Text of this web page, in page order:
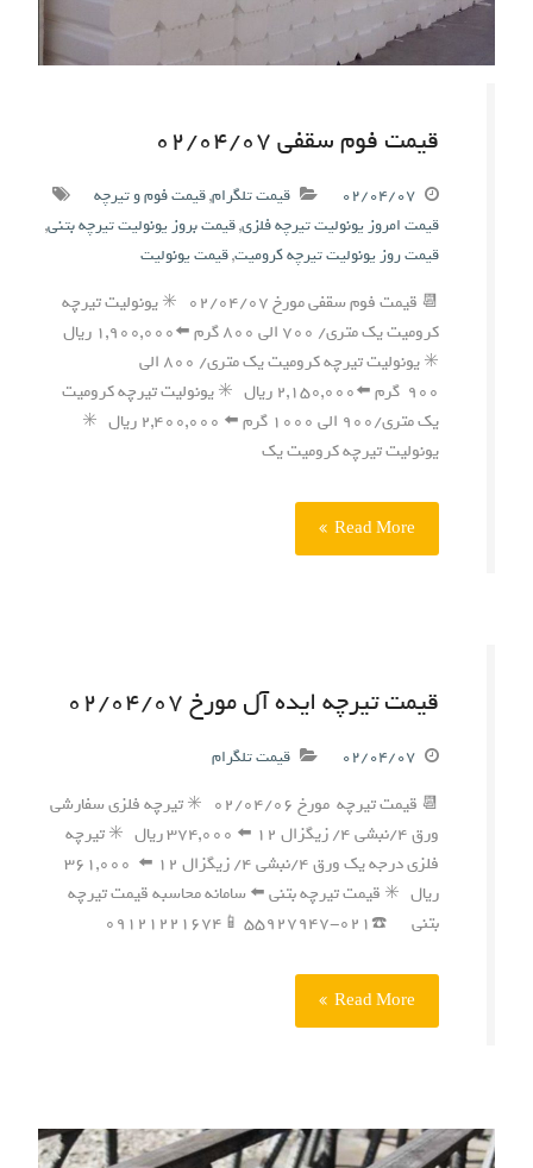
قیمت فوم سقفی ۰۲/۰۴/۰۷
۰۲/۰۴/۰۷ قیمت تلگرام,قیمت فوم و تیرچه
قیمت امروز یونولیت تیرچه فلزی,قیمت بروز یونولیت تیرچه بتنی,
قیمت روز یونولیت تیرچه کرومیت,قیمت یونولیت
📆 قیمت فوم سقفی مورخ ۰۲/۰۴/۰۷ ✳️ یونولیت تیرچه
کرومیت یک متری/ ۷۰۰ الی ۸۰۰ گرم ⬅️۱,۹۰۰,۰۰۰ ریال
✳️ یونولیت تیرچه کرومیت یک متری/ ۸۰۰ الی
۹۰۰ گرم ⬅️۲,۱۵۰,۰۰۰ ریال ✳️ یونولیت تیرچه کرومیت
یک متری/۹۰۰ الی ۱۰۰۰ گرم ⬅️ ۲,۴۰۰,۰۰۰ ریال ✳️
یونولیت تیرچه کرومیت یک
Read More
قیمت تیرچه ایده آل مورخ ۰۲/۰۴/۰۷
۰۲/۰۴/۰۷ قیمت تلگرام
📆 قیمت تیرچه مورخ ۰۲/۰۴/۰۶ ✳️ تیرچه فلزی سفارشی
ورق ۴/نبشی ۴/ زیگزال ۱۲ ⬅️ ۳۷۴,۰۰۰ ریال ✳️ تیرچه
فلزی درجه یک ورق ۴/نبشی ۴/ زیگزال ۱۲ ⬅️ ۳۶۱,۰۰۰
ریال ✳️ قیمت تیرچه بتنی ⬅️ سامانه محاسبه قیمت تیرچه
بتنی ☎️۰۲۱-۵۵۹۲۷۹۴۷ 📱۰۹۱۲۱۲۲۱۶۷۴
Read More